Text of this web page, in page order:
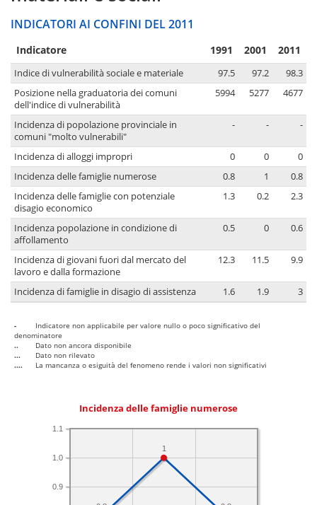
INDICATORI AI CONFINI DEL 2011
Indicatore 1991 2001 2011
Indice di vulnerabilità sociale e materiale 97.5 97.2
98.3
Posizione nella graduatoria dei comuni
dell'indice di vulnerabilità
5994 5277 4677
Incidenza di popolazione provinciale in
comuni "molto vulnerabili"
- - -
Incidenza di alloggi impropri 0 0
0
Incidenza delle famiglie numerose
0.8 1
0.8
Incidenza delle famiglie con potenziale
disagio economico
1.3 0.2 2.3
Incidenza popolazione in condizione di
affollamento
0.5 0 0.6
Incidenza di giovani fuori dal mercato del
lavoro e dalla formazione
12.3 11.5 9.9
Incidenza di famiglie in disagio di assistenza 1.6 1.9 3
-
Indicatore non applicabile per valore nullo o poco significativo del
denominatore
..
Dato non ancora disponibile
...
Dato non rilevato
....
La mancanza o esiguità del fenomeno rende i valori non significativi
Incidenza delle famiglie numerose
0.9
1.0
1.1
1